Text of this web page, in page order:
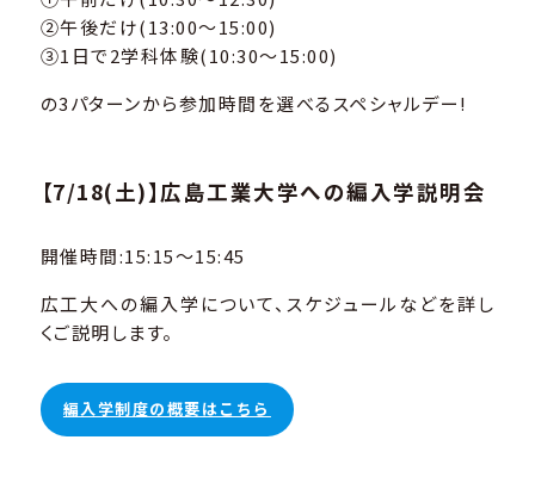
②午後だけ(13:00～15:00)
③1日で2学科体験(10:30～15:00)
の3パターンから参加時間を選べるスペシャルデー!
【7/18(土)】広島工業大学への編入学説明会
開催時間:15:15～15:45
広工大への編入学について、スケジュールなどを詳し
くご説明します。
編入学制度の概要はこちら